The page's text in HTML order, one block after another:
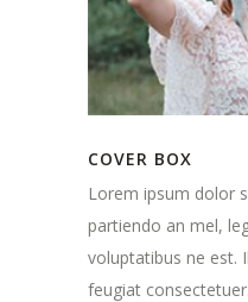
COVER BOX
Lorem ipsum dolor
partiendo an mel,
voluptatibus ne est.
feugiat consectetuer.